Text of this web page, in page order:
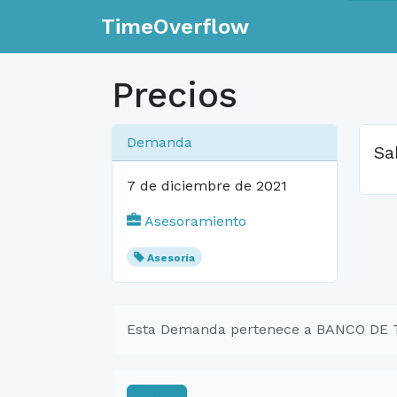
TimeOverflow
Precios
Demanda
7 de diciembre de 2021
Asesoramiento
Asesoría
Esta Demanda pertenece a BANCO DE